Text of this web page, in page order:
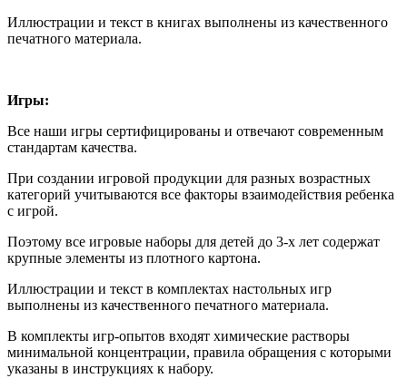
Иллюстрации и текст в книгах выполнены из качественного
печатного материала.
Игры:
Все наши игры сертифицированы и отвечают современным
стандартам качества.
При создании игровой продукции для разных возрастных
категорий учитываются все факторы взаимодействия ребенка
с игрой.
Поэтому все игровые наборы для детей до 3-х лет содержат
крупные элементы из плотного картона.
Иллюстрации и текст в комплектах настольных игр
выполнены из качественного печатного материала.
В комплекты игр-опытов входят химические растворы
минимальной концентрации, правила обращения с которыми
указаны в инструкциях к набору.